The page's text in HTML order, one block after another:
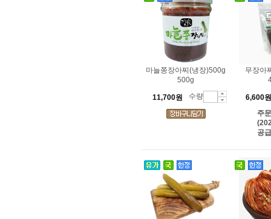
마늘쫑장아찌(냉장)500g
500g
11,700원 수량
무장아
6,600원
주
공